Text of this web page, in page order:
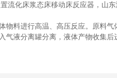
流化床浆态床移动床反应器，山
物料进行高温、高压反应。原料
液分离罐分离，液体产物收集后